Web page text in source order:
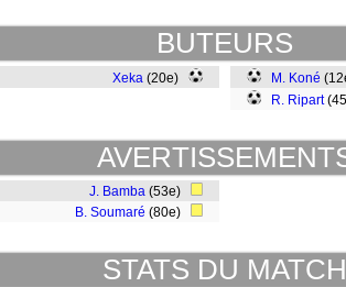
BUTEURS
Xeka (20e) M. Koné
R. Ripart
J. Bamba (53e)
B. Soumaré (80e)
STATS DU MATCH